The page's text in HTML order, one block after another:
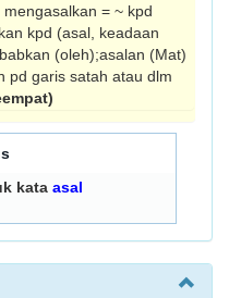
= ~ kpd
kpd (asal, keadaan
(oleh);asalan (Mat)
pd garis satah atau dlm
kata asal